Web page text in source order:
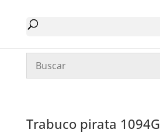
Trabuco pirata 1094G